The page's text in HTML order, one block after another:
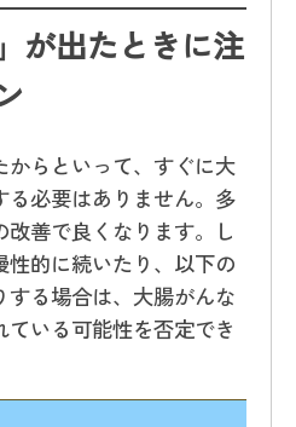
が出たときに注
からといって、すぐに大
る必要はありません。多
改善で良くなります。し
的に続いたり、以下の
る場合は、大腸がんな
いる可能性を否定でき